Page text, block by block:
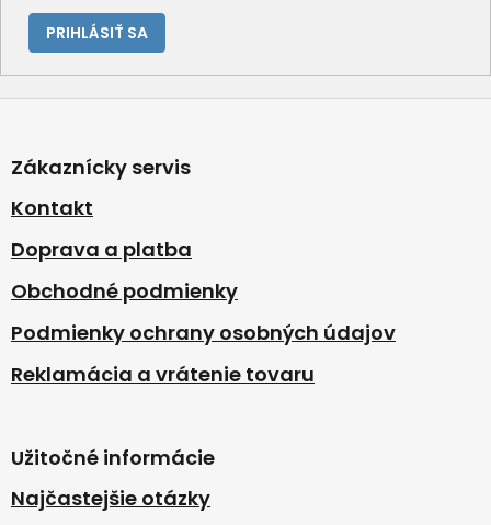
PRIHLÁSIŤ SA
p
ä
e
Zákaznícky servis
Kontakt
Doprava a platba
Obchodné podmienky
Podmienky ochrany osobných údajov
Reklamácia a vrátenie tovaru
Užitočné informácie
Najčastejšie otázky